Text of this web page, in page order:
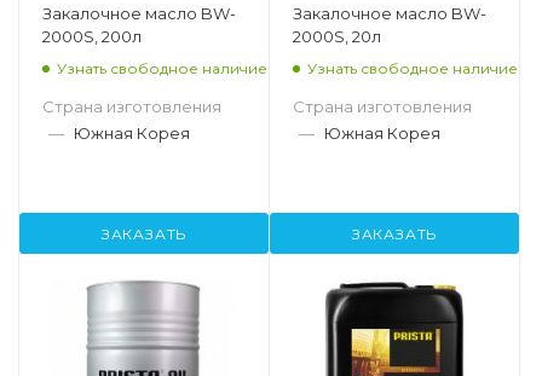
Закалочное масло BW-
2000S, 200л
Узнать свободное наличие
Страна изготовления
— Южная Корея
ЗАКАЗАТЬ
Закалочное масло BW-
2000S, 20л
Узнать свободное наличие
Страна изготовления
— Южная Корея
ЗАКАЗАТЬ